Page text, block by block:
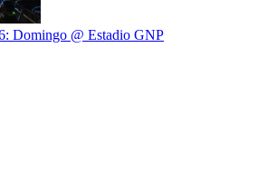
Domingo @ Estadio GNP